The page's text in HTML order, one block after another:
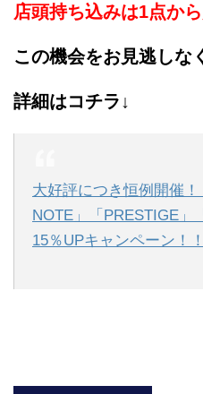
店頭持ち込みは1点か
この機会をお見逃しな
詳細はコチラ↓
大好評につき恒例開催
NOTE」「PRESTIGE」
15％UPキャンペーン！！